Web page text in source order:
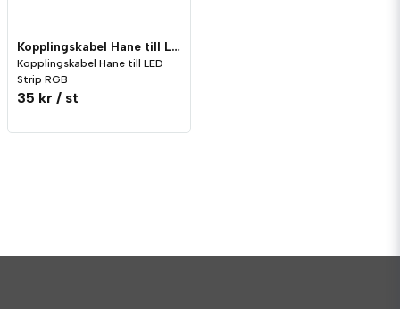
Kopplingskabel Hane till LED Strip RGB
Kopplingskabel Hane till LED
Strip RGB
35 kr / st